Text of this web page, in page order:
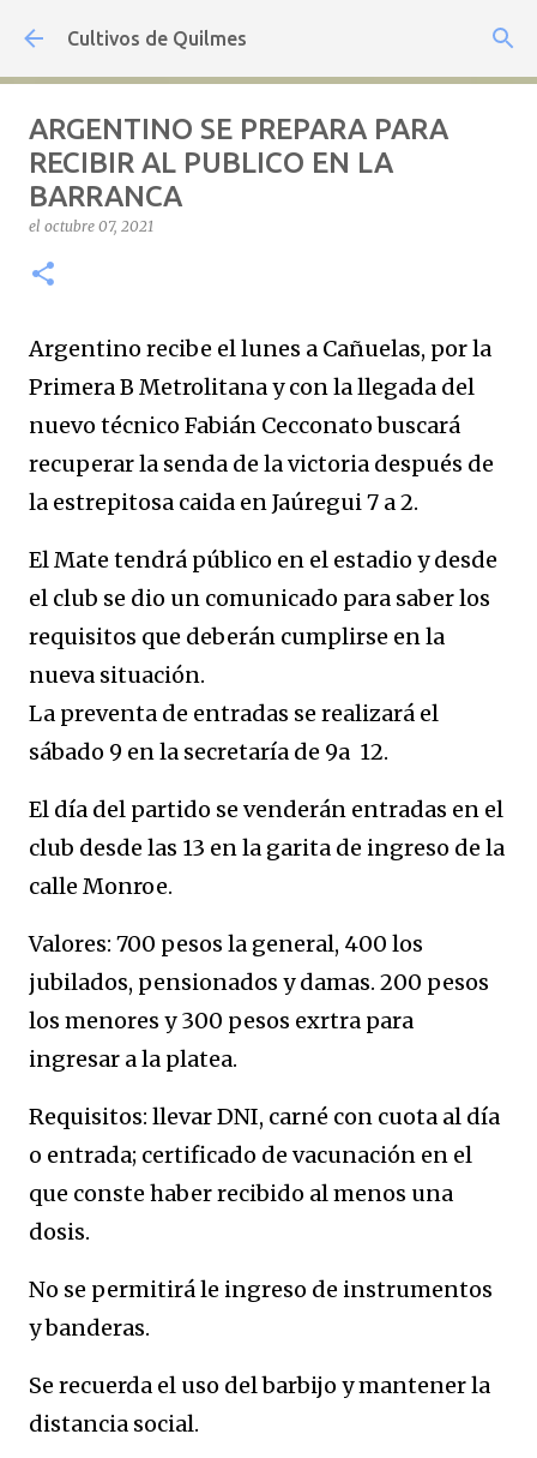
Ir al contenido principal
Cultivos de Quilmes
ARGENTINO SE PREPARA PARA
RECIBIR AL PUBLICO EN LA
BARRANCA
el octubre 07, 2021
Argentino recibe el lunes a Cañuelas, por la
Primera B Metrolitana y con la llegada del
nuevo técnico Fabián Cecconato buscará
recuperar la senda de la victoria después de
la estrepitosa caida en Jaúregui 7 a 2.
El Mate tendrá público en el estadio y desde
el club se dio un comunicado para saber los
requisitos que deberán cumplirse en la
nueva situación.
La preventa de entradas se realizará el
sábado 9 en la secretaría de 9a 12.
El día del partido se venderán entradas en el
club desde las 13 en la garita de ingreso de la
calle Monroe.
Valores: 700 pesos la general, 400 los
jubilados, pensionados y damas. 200 pesos
los menores y 300 pesos exrtra para
ingresar a la platea.
Requisitos: llevar DNI, carné con cuota al día
o entrada; certificado de vacunación en el
que conste haber recibido al menos una
dosis.
No se permitirá le ingreso de instrumentos
y banderas.
Se recuerda el uso del barbijo y mantener la
distancia social.